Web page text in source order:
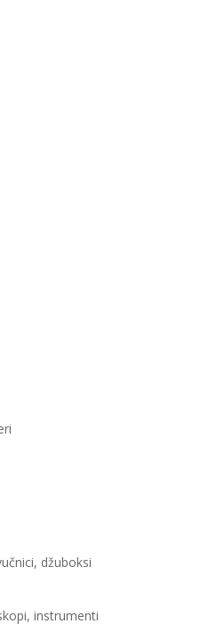
džuboksi
instrumenti